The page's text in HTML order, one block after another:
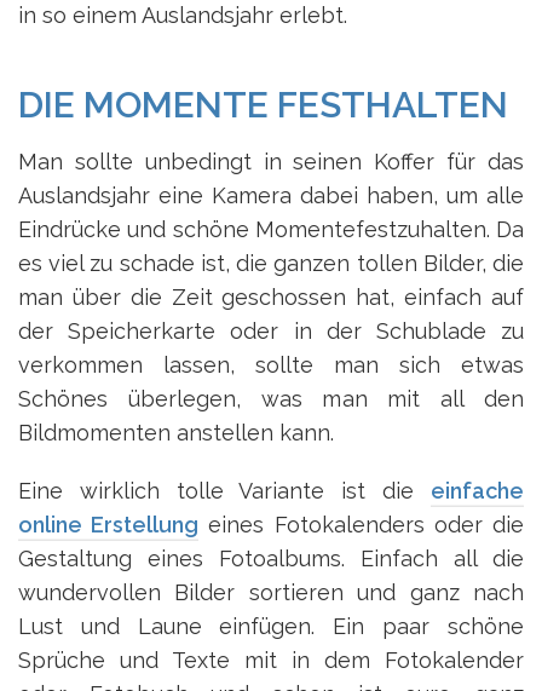
in so einem Auslandsjahr erlebt.
DIE MOMENTE FESTHALTEN
Man sollte unbedingt in seinen Koffer für das
Auslandsjahr eine Kamera dabei haben, um alle
Eindrücke und schöne Momentefestzuhalten. Da
es viel zu schade ist, die ganzen tollen Bilder, die
man über die Zeit geschossen hat, einfach auf
der Speicherkarte oder in der Schublade zu
verkommen lassen, sollte man sich etwas
Schönes überlegen, was man mit all den
Bildmomenten anstellen kann.
Eine wirklich tolle Variante ist die einfache
online Erstellung eines Fotokalenders oder die
Gestaltung eines Fotoalbums. Einfach all die
wundervollen Bilder sortieren und ganz nach
Lust und Laune einfügen. Ein paar schöne
Sprüche und Texte mit in dem Fotokalender